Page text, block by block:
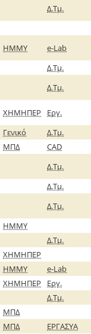
Δ.Τμ.
ΗΜΜΥ
e-Lab
Δ.Τμ.
Δ.Τμ.
ΧΗΜΗΠΕΡ
Εργ.
Γενικό
Δ.Τμ.
ΜΠΔ
CAD
Δ.Τμ.
Δ.Τμ.
Δ.Τμ.
ΗΜΜΥ
Δ.Τμ.
ΧΗΜΗΠΕΡ
ΗΜΜΥ
e-Lab
ΧΗΜΗΠΕΡ
Εργ.
Δ.Τμ.
ΜΠΔ
ΜΠΔ ΕΡΓΑΣΥΑ